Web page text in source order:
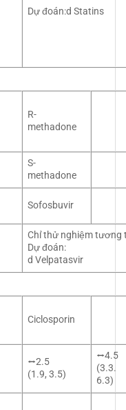
Dự đoán:d Statins
R-
methadone
S-
methadone
Sofosbuvir
Chỉ thử nghiệm tương
Dự đoán:
d Velpatasvir
Ciclosporin
⭤2.5
(1.9, 3.5)
⭤4.5
(3.3.
6.3)